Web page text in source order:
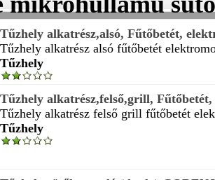
Tűzhely alkatrész,alsó, Fűtőbetét,
Tűzhely alkatrész alsó fűtőbetét
Tűzhely
Tűzhely alkatrész,felső,grill,
Tűzhely alkatrész felső grill fűtőbetét
Tűzhely